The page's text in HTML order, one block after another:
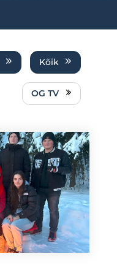
Kõik
OG TV